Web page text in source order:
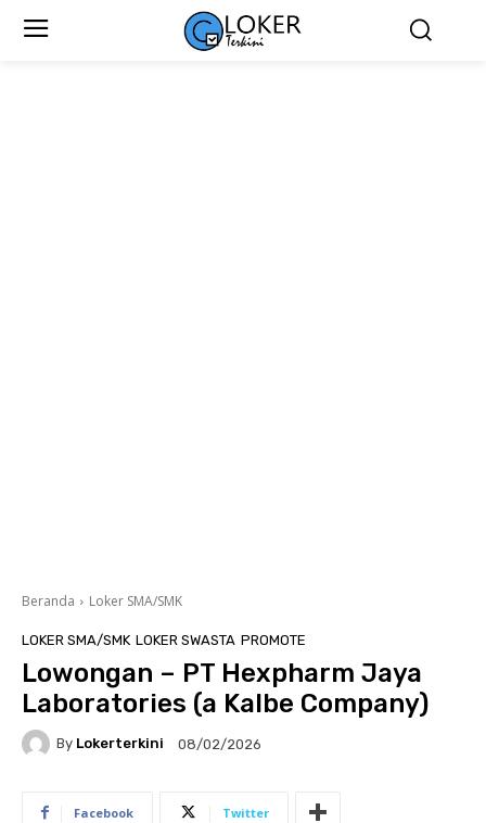
Beranda Loker SMA/SMK
LOKER SMA/SMK LOKER SWASTA PROMOTE
Lowongan – PT Hexpharm Jaya
Laboratories (a Kalbe Company)
By Lokerterkini 08/02/2026
Facebook Twitter